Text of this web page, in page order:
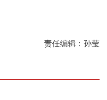
责任编辑：孙莹